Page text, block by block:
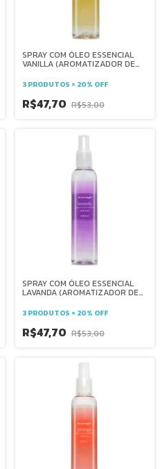
SPRAY COM ÓLEO ESSENCIAL
VANILLA (AROMATIZADOR DE
AROMAGIA
3 PRODUTOS = 20% OFF
R$47,70 R$53,00
SPRAY COM ÓLEO ESSENCIAL
LAVANDA (AROMATIZADOR DE
3 PRODUTOS = 20% OFF
R$47,70 R$53,00